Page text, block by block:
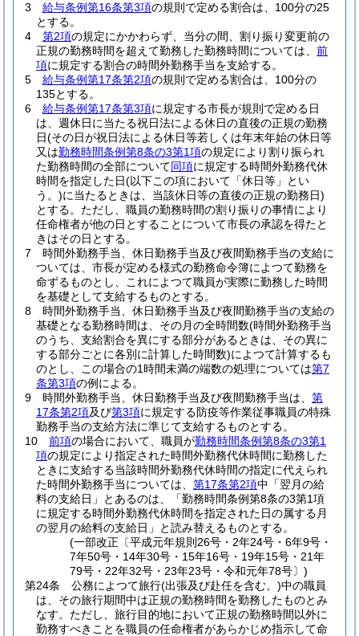
3
給与条例第16条第3項の規則で定める割合は、100分の25
とする。
4
第2項の規定にかかわらず、当分の間、割り振り変更前の
正規の勤務時間を超えて勤務した勤務時間については、 前
項に規定する割合の時間外勤務手当を支給する。
5
給与条例第17条第2項の規則で定める割合は、100分の
135とする。
6
給与条例第17条第3項に規定する市長が規則で定める日
は、週休日に当たる祝日法による休日の直後の正規の勤務
日(その日が祝日法による休日等若しくは年末年始の休日等
又は勤務時間条例第8条の3第1項の規定により割り振られ
た勤務時間の全部について同項に規定する時間外勤務代休
時間を指定した日(以下この項において「休日等」とい
う。)に当たるときは、当該休日等の直後の正規の勤務日)
とする。 ただし、職員の勤務時間の割り振りの事情により
任命権者が他の日とすることについて市長の承認を得たと
きはその日とする。
7
時間外勤務手当、休日勤務手当及び夜間勤務手当の支給に
ついては、市長が定める様式の勤務命令簿によつて勤務を
命ずるものとし、これによつて職員が実際に勤務した時間
を基礎として支給するものとする。
8
時間外勤務手当、休日勤務手当及び夜間勤務手当の支給の
基礎となる勤務時間は、その月の全時間数(時間外勤務手当
のうち、支給割合を異にする部分があるときは、その異に
する部分ごとに各別に計算した時間数)によつて計算するも
のとし、この場合の1時間未満の端数の処理については第7
条第3項の例による。
9
時間外勤務手当、休日勤務手当及び夜間勤務手当は、 第
17条第2項及び第3項に規定する防疫等作業従事職員の特殊
勤務手当の支給方法に準じて支給するものとする。
10
前項の場合において、職員が勤務時間条例第8条の3第1
項の規定により指定された時間外勤務代休時間に勤務した
ときに支給する当該時間外勤務代休時間の指定に代えられ
た時間外勤務手当については、 第17条第2項中「翌月の給
料の支給日」とあるのは、「勤務時間条例第8条の3第1項
に規定する時間外勤務代休時間を指定された日の属する月
の翌月の給料の支給日」と読み替えるものとする。
(一部改正〔平成元年規則26号・2年24号・6年9号・
7年50号・14年30号・15年16号・19年15号・21年
79号・22年32号・23年23号・令和元年78号〕)
第24条
公務によつて旅行(出張及び赴任を含む。)中の職員
は、その旅行期間中は正規の勤務時間を勤務したものとみ
なす。 ただし、旅行目的地において正規の勤務時間以外に
勤務すべきことを職員の任命権者があらかじめ指示して命